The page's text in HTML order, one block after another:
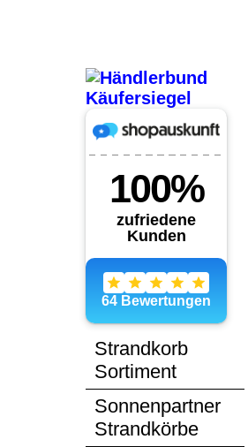
Strandkorb
Sortiment
Sonnenpartner
Strandkörbe